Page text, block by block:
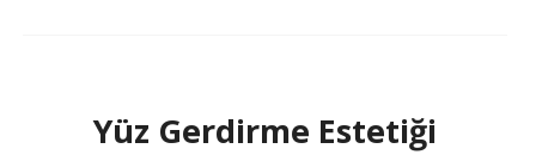
Yüz Gerdirme Estetiği